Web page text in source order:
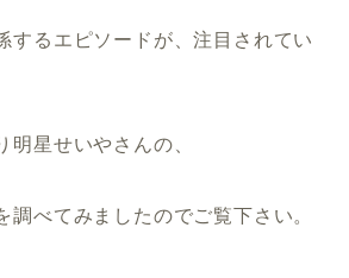
するエピソードが、注目されてい
明星せいやさんの、
調べてみましたのでご覧下さい。